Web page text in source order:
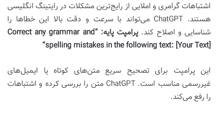
اشتباهات گرامری و املایی از رایج‌ترین مشکلات در رایتینگ انگلیسی
هستند. ChatGPT می‌تواند با سرعت و دقت بالا این خطاها را
شناسایی و اصلاح کند. پرامپت پایه: “Correct any grammar and
spelling mistakes in the following text: [Your Text]”
این پرامپت برای تصحیح سریع متن‌های کوتاه یا ایمیل‌های
غیررسمی مناسب است. ChatGPT متن را بررسی کرده و اشتباهات
را رفع می‌کند.